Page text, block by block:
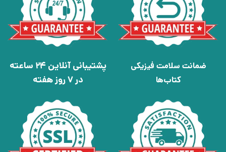
ضمانت سلامت فیزیکی
کتاب‌ها
پشتیبانی آنلاین 24 ساعته
در 7 روز هفته